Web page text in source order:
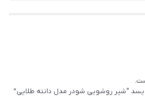
“شیر روشویی شودر مدل دانته طلایی”